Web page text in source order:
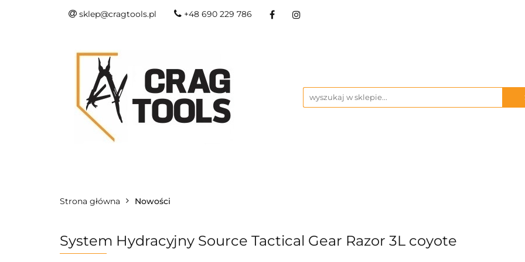
sklep@cragtools.pl +48 690 229 786
NOWOŚCI OSTRZA I NARZĘDZIA
Strona główna Nowości
System Hydracyjny Source Tactical Gear Razor 3L coyote